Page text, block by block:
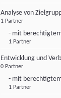
Analyse von
1 Partner
- mit
1 Partner
Entwicklung und
0 Partner
- mit
1 Partner